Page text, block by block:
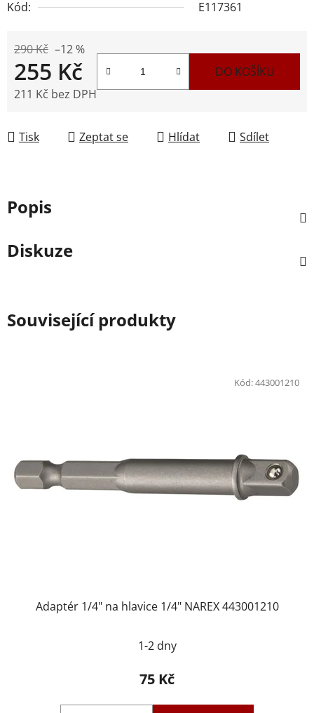
Kód:
E117361
290 Kč –12 %
255 Kč
211 Kč bez DPH
DO KOŠÍKU
Tisk Zeptat se Hlídat Sdílet
Popis
Diskuze
Související produkty
Adaptér 1/4" na hlavice 1/4" NAREX 443001210
1-2 dny
75 Kč
Kód:443001210